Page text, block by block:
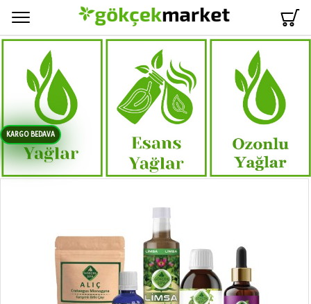
KARGO BEDAVA